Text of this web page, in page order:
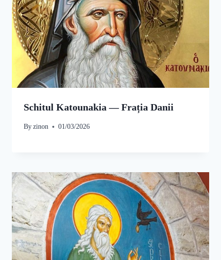
Schitul Katounakia — Frația Danii
Byzinon 01/03/2026